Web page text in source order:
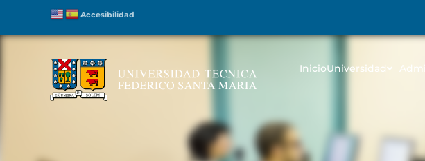
Accesibilidad
InicioUniversidad